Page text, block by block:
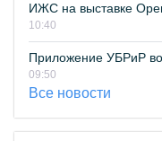
ИЖС на выставке
10:40
Приложение УБРиР
09:50
Все новости